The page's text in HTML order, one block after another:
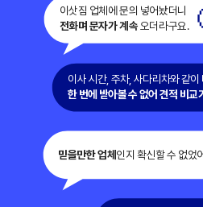
이삿짐 업체에 문의 넣어놨더니
전화며 문자가 계속 오더라구요.
이사 시간, 주차, 사다리차와 같이
한 번에 받아볼 수 없어 견적 비교
믿을만한 업체 인지 확신할 수 없었